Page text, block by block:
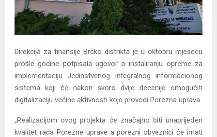
Direkcija za finansije Brčko distrikta je u oktobru mjesecu
prošle godine potpisala ugovor o instaliranju opreme za
implementaciju Jedinstvenog integralnog informacionog
sistema koji će nakon skoro dvije decenije omogućiti
digitalizaciju većine aktivnosti koje provodi Porezna uprava.
„Realizacijom ovog projekta će značajno biti unaprijeđen
kvalitet rada Porezne uprave a porezni obveznici će imati